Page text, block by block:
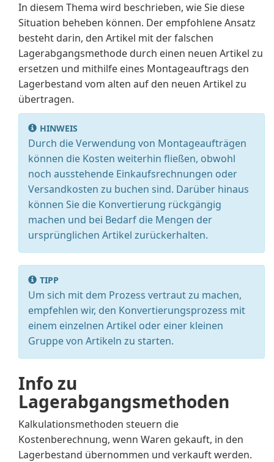
In diesem Thema wird beschrieben, wie Sie diese
Situation beheben können. Der empfohlene Ansatz
besteht darin, den Artikel mit der falschen
Lagerabgangsmethode durch einen neuen Artikel zu
ersetzen und mithilfe eines Montageauftrags den
Lagerbestand vom alten auf den neuen Artikel zu
übertragen.
HINWEIS
Durch die Verwendung von Montageaufträgen
können die Kosten weiterhin fließen, obwohl
noch ausstehende Einkaufsrechnungen oder
Versandkosten zu buchen sind. Darüber hinaus
können Sie die Konvertierung rückgängig
machen und bei Bedarf die Mengen der
ursprünglichen Artikel zurückerhalten.
TIPP
Um sich mit dem Prozess vertraut zu machen,
empfehlen wir, den Konvertierungsprozess mit
einem einzelnen Artikel oder einer kleinen
Gruppe von Artikeln zu starten.
Info zu
Lagerabgangsmethoden
Kalkulationsmethoden steuern die
Kostenberechnung, wenn Waren gekauft, in den
Lagerbestand übernommen und verkauft werden.